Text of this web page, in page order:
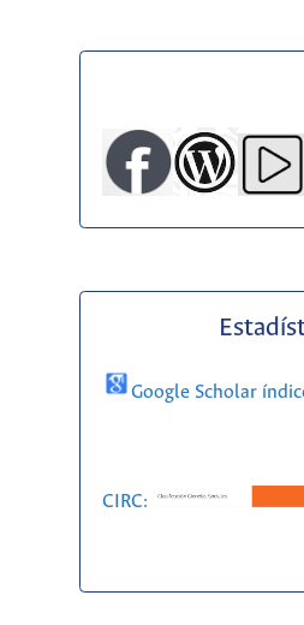
Google Scholar
CIRC: